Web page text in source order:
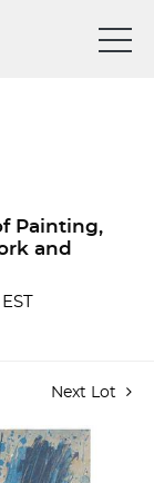
Painting,
and
Next Lot